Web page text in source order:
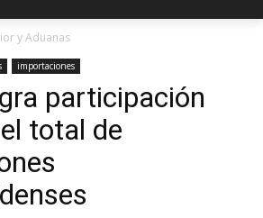
y Aduanas
importaciones
participación
total de